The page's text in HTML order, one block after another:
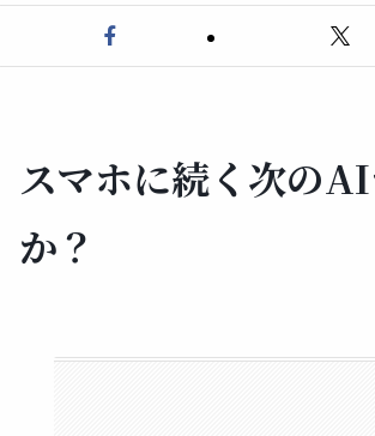
スマホに続く次の
か？